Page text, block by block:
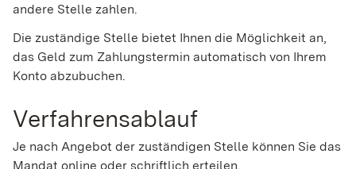
andere Stelle zahlen.
Die zuständige Stelle bietet Ihnen die Möglichkeit an,
das Geld zum Zahlungstermin automatisch von Ihrem
Konto abzubuchen.
Verfahrensablauf
Je nach Angebot der zuständigen Stelle können Sie das
Mandat online oder schriftlich erteilen.